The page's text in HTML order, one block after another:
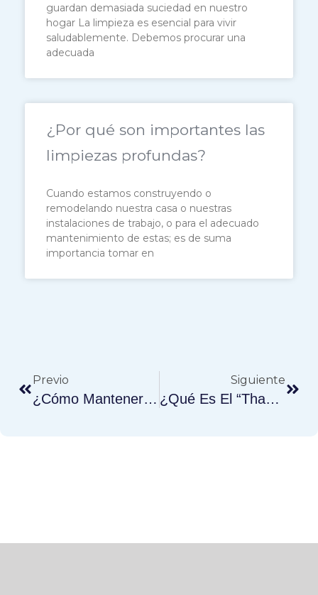
guardan demasiada suciedad en nuestro
hogar La limpieza es esencial para vivir
saludablemente. Debemos procurar una
adecuada
¿Por qué son importantes las
limpiezas profundas?
Cuando estamos construyendo o
remodelando nuestra casa o nuestras
instalaciones de trabajo, o para el adecuado
mantenimiento de estas; es de suma
importancia tomar en
Previo
¿Cómo Mantener Los Espacios Limpios Cuando Tenemos Mascotas?
Siguiente
¿Qué Es El “Thank You Cleaner Day”?